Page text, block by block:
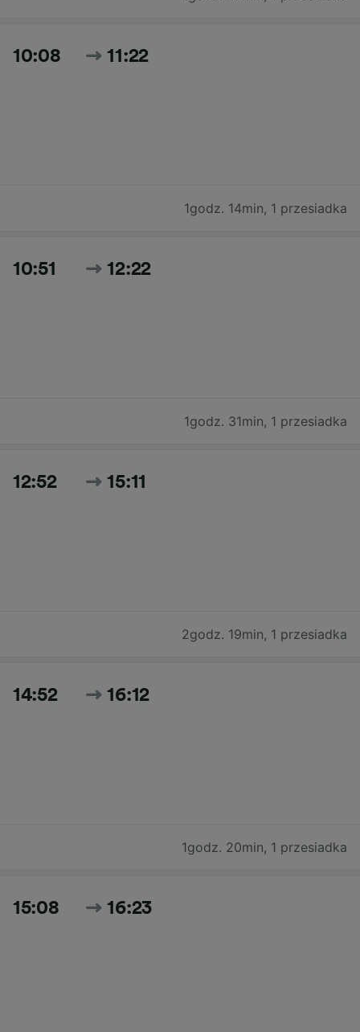
10:08 11:22
1godz. 14min, 1 przesiadka
10:51 12:22
1godz. 31min, 1 przesiadka
12:52 15:11
2godz. 19min, 1 przesiadka
14:52 16:12
1godz. 20min, 1 przesiadka
15:08 16:23